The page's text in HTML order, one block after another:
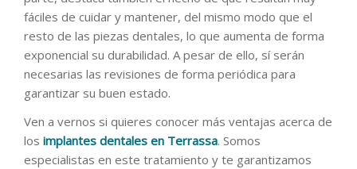
fáciles de cuidar y mantener, del mismo modo que el
resto de las piezas dentales, lo que aumenta de forma
exponencial su durabilidad. A pesar de ello, sí serán
necesarias las revisiones de forma periódica para
garantizar su buen estado.
Ven a vernos si quieres conocer más ventajas acerca de
los implantes dentales en Terrassa. Somos
especialistas en este tratamiento y te garantizamos